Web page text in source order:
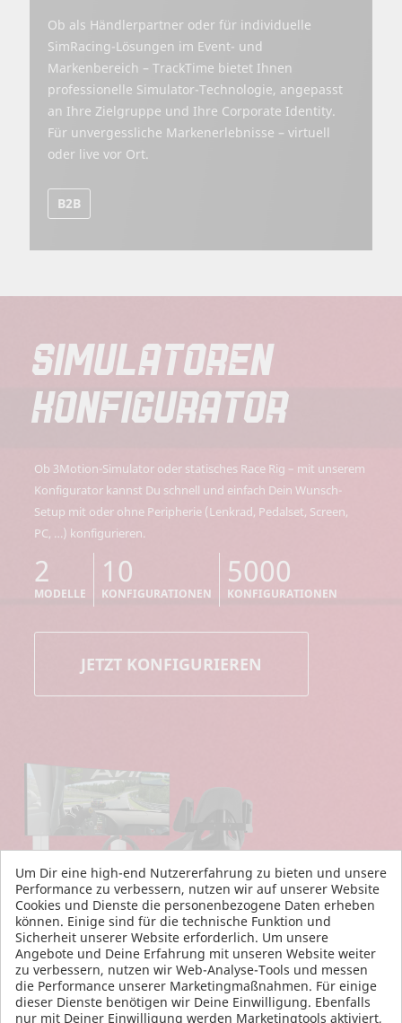
Ob als Händlerpartner oder für individuelle
SimRacing-Lösungen im Event- und
Markenbereich – TrackTime bietet Ihnen
professionelle Simulator-Technologie, angepasst
an Ihre Zielgruppe und Ihre Corporate Identity.
Für unvergessliche Markenerlebnisse – virtuell
oder live vor Ort.
B2B
SIMULATOREN
KONFIGURATOR
Ob 3Motion-Simulator oder statisches Race Rig – mit unserem
Konfigurator kannst Du schnell und einfach Dein Wunsch-
Setup mit oder ohne Peripherie (Lenkrad, Pedalset, Screen,
PC, …) konfigurieren.
2
MODELLE
10
KONFIGURATIONEN
5000
KONFIGURATIONEN
JETZT KONFIGURIEREN
Um Dir eine high-end Nutzererfahrung zu bieten und unsere
Performance zu verbessern, nutzen wir auf unserer Website
Cookies und Dienste die personenbezogene Daten erheben
können. Einige sind für die technische Funktion und
Sicherheit unserer Website erforderlich. Um unsere
Angebote und Deine Erfahrung mit unseren Website weiter
zu verbessern, nutzen wir Web-Analyse-Tools und messen
die Performance unserer Marketingmaßnahmen. Für einige
dieser Dienste benötigen wir Deine Einwilligung. Ebenfalls
nur mit Deiner Einwilligung werden Marketingtools aktiviert,